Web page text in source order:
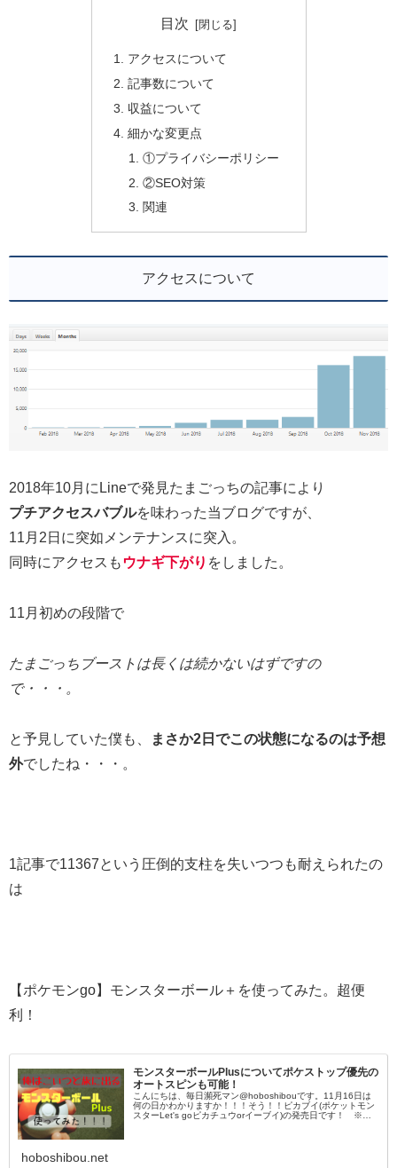
目次
アクセスについて
記事数について
収益について
細かな変更点
①プライバシーポリシー
②SEO対策
関連
アクセスについて
2018年10月にLineで発見たまごっちの記事により
プチアクセスバブルを味わった当ブログですが、
11月2日に突如メンテナンスに突入。
同時にアクセスも ウナギ下がり をしました。
11月初めの段階で
たまごっちブーストは長くは続かないはずですの
で・・・。
と予見していた僕も、
まさか2日でこの状態になるのは予想
外でしたね・・・。
1記事で11367という圧倒的支柱を失いつつも耐えられたの
は
【ポケモンgo】モンスターボール＋を使ってみた。超便
利！
モンスターボールPlusについてポケストップ優先の
オートスピンも可能！
こんにちは、毎日瀕死マン@hoboshibouです。11月16日は
何の日かわかりますか！！！そう！！ピカブイ(ポケットモン
スターLet's goピカチュウorイーブイ)の発売日です！ ※ニ
hoboshibou.net